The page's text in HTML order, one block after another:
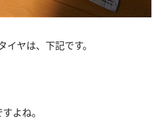
ヤは、下記です。
よね。